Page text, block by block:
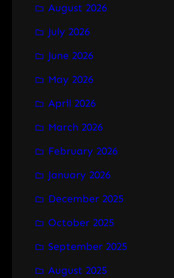
c
h
August 2026
July 2026
June 2026
May 2026
April 2026
March 2026
February 2026
January 2026
December 2025
October 2025
September 2025
August 2025